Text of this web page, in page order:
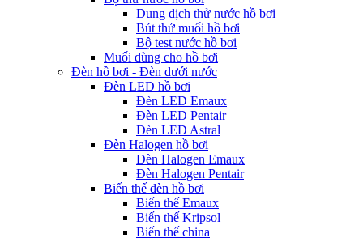
Dung dịch thử nước hồ bơi
Bút thử muối hồ bơi
Bộ test nước hồ bơi
Muối dùng cho hồ bơi
Đèn hồ bơi - Đèn dưới nước
Đèn LED hồ bơi
Đèn LED Emaux
Đèn LED Pentair
Đèn LED Astral
Đèn Halogen hồ bơi
Đèn Halogen Emaux
Đèn Halogen Pentair
Biến thế đèn hồ bơi
Biến thế Emaux
Biến thế Kripsol
Biến thế china